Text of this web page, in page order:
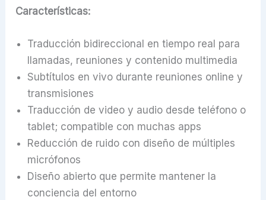
Características:
Traducción bidireccional en tiempo real para
llamadas, reuniones y contenido multimedia
Subtítulos en vivo durante reuniones online y
transmisiones
Traducción de video y audio desde teléfono o
tablet; compatible con muchas apps
Reducción de ruido con diseño de múltiples
micrófonos
Diseño abierto que permite mantener la
conciencia del entorno